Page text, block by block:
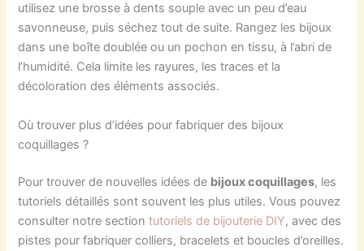
utilisez une brosse à dents souple avec un peu d’eau
savonneuse, puis séchez tout de suite. Rangez les bijoux
dans une boîte doublée ou un pochon en tissu, à l’abri de
l’humidité. Cela limite les rayures, les traces et la
décoloration des éléments associés.
Où trouver plus d’idées pour fabriquer des bijoux
coquillages ?
Pour trouver de nouvelles idées de bijoux coquillages, les
tutoriels détaillés sont souvent les plus utiles. Vous pouvez
consulter notre sectiontutoriels de bijouterie DIY, avec des
pistes pour fabriquer colliers, bracelets et boucles d’oreilles.